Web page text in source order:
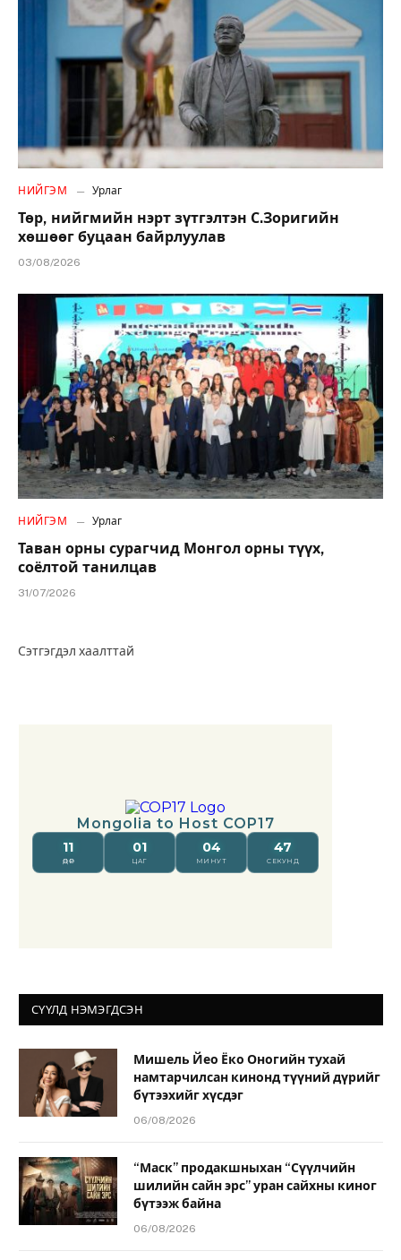
НИЙГЭМ Урлаг
Төр, нийгмийн нэрт зүтгэлтэн С.Зоригийн
хөшөөг буцаан байрлуулав
03/08/2026
НИЙГЭМ Урлаг
Таван орны сурагчид Монгол орны түүх,
соёлтой танилцав
31/07/2026
Сэтгэгдэл хаалттай
СҮҮЛД НЭМЭГДСЭН
Мишель Йео Ёко Оногийн тухай
намтарчилсан кинонд түүний дүрийг
бүтээхийг хүсдэг
06/08/2026
“Маск” продакшныхан “Сүүлчийн
шилийн сайн эрс” уран сайхны киног
бүтээж байна
06/08/2026